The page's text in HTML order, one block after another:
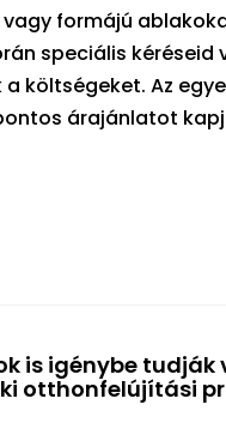
vagy formájú
speciális
költségeket. Az
árajánlatot
is igénybe tudják
otthonfelújítási